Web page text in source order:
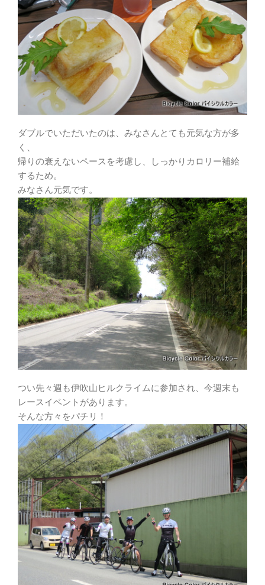
ダブルでいただいたのは、みなさんとても元気な方が多
く、
帰りの衰えないペースを考慮し、しっかりカロリー補給
するため。
みなさん元気です。
つい先々週も伊吹山ヒルクライムに参加され、今週末も
レースイベントがあります。
そんな方々をパチリ！